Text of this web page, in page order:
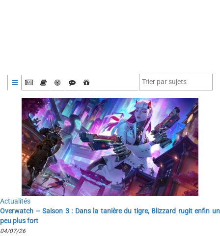
Actualités
Overwatch – Saison 3 : Dans la tanière du tigre, Blizzard rugit enfin un
peu plus fort
04/07/26